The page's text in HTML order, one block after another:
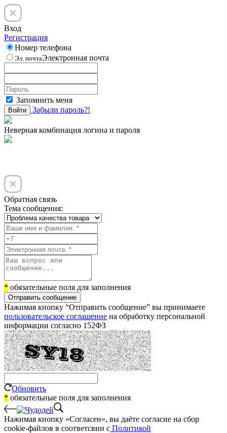
Вход
Регистрация
Номер телефона
Эл. почтаЭлектронная почта
Запомнить меня
Войти Забыли пароль?!
Неверная комбинация логина и пароля
Обратная связь
Тема сообщения:
* обязательные поля для заполнения
Отправить сообщение
Нажимая кнопку “Отправить сообщение” вы принимаете
пользовательское соглашение на обработку персональной
информации согласно 152ФЗ
Обновить
* обязательные поля для заполнения
Нажимая кнопку «Согласен», вы даёте cогласие на сбор
cookie-файлов в соответсвии с Политикой